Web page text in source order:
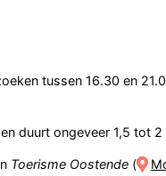
tussen 16.30 en
duurt ongeveer 1,5 tot
Toerisme Oostende(